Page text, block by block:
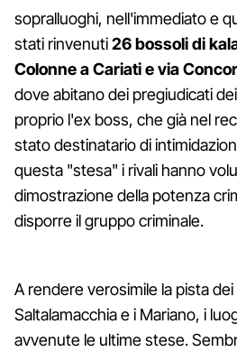
sopralluoghi, nell'immediato e
stati rinvenuti26 bossoli di
Colonne a Cariati e via
dove abitano dei pregiudicati
proprio l'ex boss, che già nel
stato destinatario di
questa "stesa" i rivali hanno
dimostrazione della potenza
disporre il gruppo criminale.
A rendere verosimile la pista
Saltalamacchia e i Mariano, i
avvenute le ultime stese.